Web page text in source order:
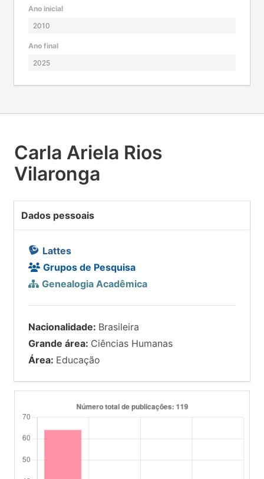
Ano inicial
Ano final
Carla Ariela Rios
Vilaronga
Dados pessoais
Lattes
Grupos de Pesquisa
Genealogia Acadêmica
Nacionalidade: Brasileira
Grande área: Ciências Humanas
Área: Educação